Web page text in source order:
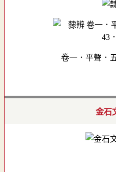
卷一．平聲．
金石